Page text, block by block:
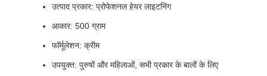
उत्पाद प्रकार: प्रोफेशनल हेयर लाइटनिंग
आकार: 500 ग्राम
फॉर्मूलेशन: क्रीम
उपयुक्त: पुरुषों और महिलाओं, सभी प्रकार के बालों के लिए